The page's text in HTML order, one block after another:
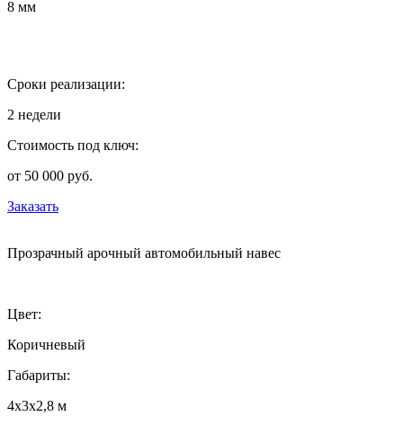
8 мм
Сроки реализации:
2 недели
Стоимость под ключ:
от 50 000 руб.
Заказать
Прозрачный арочный автомобильный навес
Цвет:
Коричневый
Габариты:
4х3х2,8 м